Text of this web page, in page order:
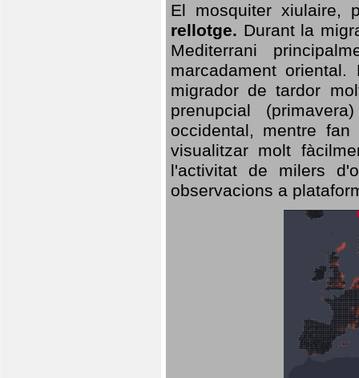
El mosquiter xiulaire,
rellotge. Durant la
Mediterrani
marcadament
migrador de tardor
prenupcial
occidental, mentre
visualitzar molt
l'activitat de milers
observacions a